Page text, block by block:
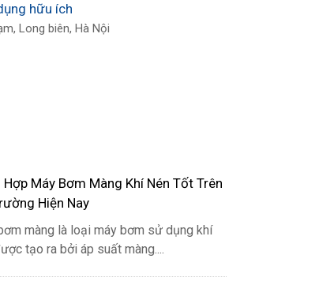
hữu ích
Long biên, Hà Nội
Máy Bơm Màng Khí Nén Tốt Trên
Hiện Nay
màng là loại máy bơm sử dụng khí
tạo ra bởi áp suất màng....